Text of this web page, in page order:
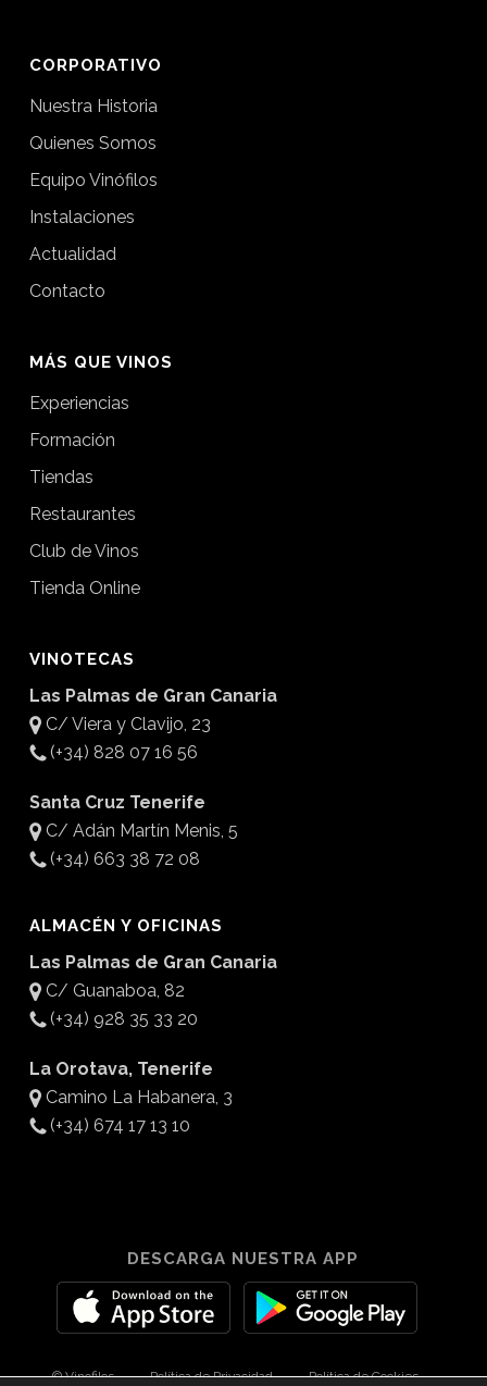
CORPORATIVO
Nuestra Historia
Quienes Somos
Equipo Vinófilos
Instalaciones
Actualidad
Contacto
MÁS QUE VINOS
Experiencias
Formación
Tiendas
Restaurantes
Club de Vinos
Tienda Online
VINOTECAS
Las Palmas de Gran Canaria
C/ Viera y Clavijo, 23
(+34) 828 07 16 56
Santa Cruz Tenerife
C/ Adán Martín Menis, 5
(+34) 663 38 72 08
ALMACÉN Y OFICINAS
Las Palmas de Gran Canaria
C/ Guanaboa, 82
(+34) 928 35 33 20
La Orotava, Tenerife
Camino La Habanera, 3
(+34) 674 17 13 10
DESCARGA NUESTRA APP
© Vinofilos Política de Privacidad Política de Cookies